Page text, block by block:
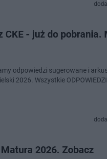
- już do pobrania.
odpowiedzi sugerowane i
2026. Wszystkie
2026. Zobacz